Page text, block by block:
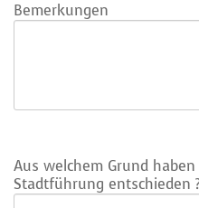
Bemerkungen
Aus welchem Grund
Stadtführung entschieden